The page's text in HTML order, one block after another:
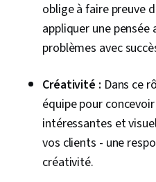
oblige à faire preuve
appliquer une
problèmes avec
Créativité : Dans ce
équipe pour
intéressantes et
vos clients - une
créativité.